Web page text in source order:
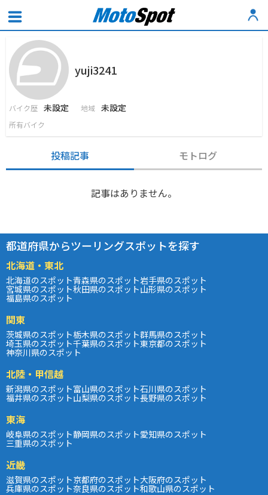
yuji3241
バイク歴 未設定 地域 未設定
所有バイク
投稿記事 モトログ
記事はありません。
都道府県からツーリングスポットを探す
北海道・東北
北海道のスポット青森県のスポット岩手県のスポット
宮城県のスポット秋田県のスポット山形県のスポット
福島県のスポット
関東
茨城県のスポット栃木県のスポット群馬県のスポット
埼玉県のスポット千葉県のスポット東京都のスポット
神奈川県のスポット
北陸・甲信越
新潟県のスポット富山県のスポット石川県のスポット
福井県のスポット山梨県のスポット長野県のスポット
東海
岐阜県のスポット静岡県のスポット愛知県のスポット
三重県のスポット
近畿
滋賀県のスポット京都府のスポット大阪府のスポット
兵庫県のスポット奈良県のスポット和歌山県のスポット